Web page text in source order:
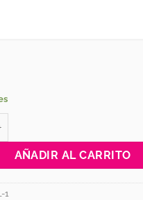
AÑADIR AL CARRITO
1